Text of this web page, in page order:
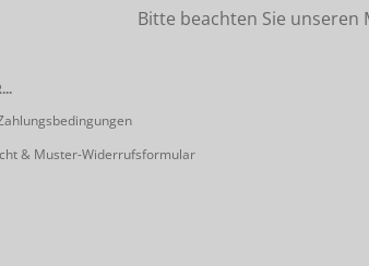
Bitte beachten Sie unseren
& Muster-Widerrufsformular